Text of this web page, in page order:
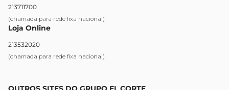
213711700
(chamada para rede fixa nacional)
Loja Online
213532020
(chamada para rede fixa nacional)